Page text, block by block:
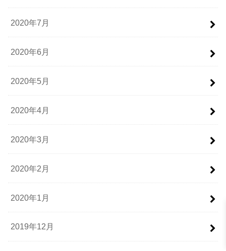
2020年7月
2020年6月
2020年5月
2020年4月
2020年3月
2020年2月
2020年1月
2019年12月